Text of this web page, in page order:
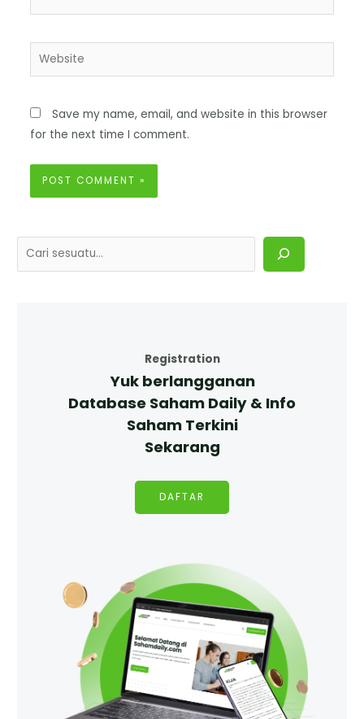
Save my name, email, and website in this browser
for the next time I comment.
Registration
Yuk berlangganan
Database Saham Daily & Info
Saham Terkini
Sekarang
DAFTAR